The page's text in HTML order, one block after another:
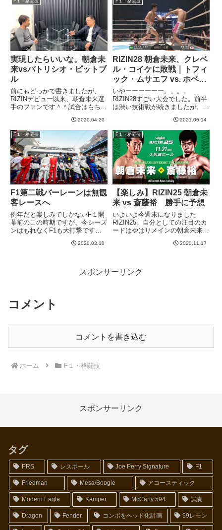
取るドライバーがなんども入れ替
わるという稀に見る接戦だった
そ...
証明されたように思います。ちく
しょう、強え。もしフェラーリ
が...
F１・格闘技
実現したらいいな。朝倉未
来vsパトリシオ・ピットブ
ル
前にもどっかで書きましたが、
RIZINデビュー以来、朝倉未来選
手のファンです＾＾試合はもちろ
す＾＾４月の試合はキャンセルに
なってしまって残念でした。そん
な中、RIZINの社長が、夏にメガ
イベントできたらい...
2020.04.20
F１・格闘技
RIZIN28 朝倉未来、クレベ
ル・コイケに敗戦｜トフィ
ック・ムサエフ vs. ホベル
ト・サトシ・ソウザ戦感想
いやーーーーーー。。。。
RIZIN28すごい大会でした。前半
は渋い技術戦が続きましたが、後
した。面白かった。悲喜こもごも
で複雑ですが面白かった。圧倒的
に濃い大会でしたが、その中でも
濃厚だったメイン２試合のレビ
ュ...
2021.06.14
F１・格闘技
F1第二戦バーレーンは無観
客レースへ
例年だと楽しみでしかないF１開
幕前のこの時期ですが、今シーズ
ンはもれなくF1も大打撃です
レースになることが決定されたよ
で、そもそもフェラーリ（もちろ
2020.03.10
F１・格闘技
【楽しみ】RIZIN25 朝倉未
来 vs 斎藤裕 勝手に予想
いよいよ今週末になりました
RIZIN25。自分としての注目のカ
ードはやはりメインの朝倉未来
澤ですね。RIZINの煽りVはいつ
は全然ないけど...
2020.11.17
スポンサーリンク
コメント
コメントを書き込む
ホーム F１・格闘技
スポンサーリンク
タグ
PRS レスポール Joe Perry Signature F1
Friedman Mesa/Boogie アコースティック
Modern Eagle Kemper McCarty 594 試奏
Dragon Fender コンボをヘッド化計画 99レモン